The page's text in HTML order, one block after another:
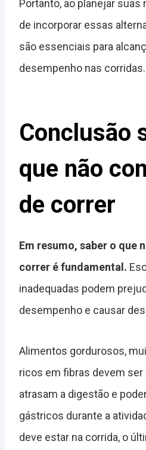
Portanto, ao planejar
de incorporar essas
são essenciais para
desempenho nas corridas.
Conclusão
que não
de correr
Em resumo, saber o que
correr é fundamental.
inadequadas podem
desempenho e causar
Alimentos gordurosos,
ricos em fibras devem ser
atrasam a digestão e
gástricos durante a
deve estar na corrida, o